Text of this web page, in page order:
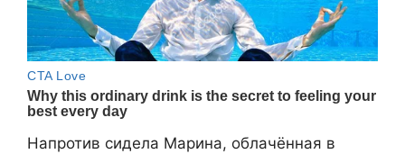
Напротив сидела Марина, облачённая в